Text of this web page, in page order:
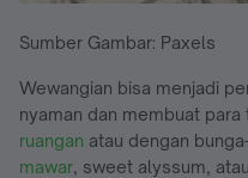
Sumber Gambar: Paxels
Wewangian bisa menjadi
nyaman dan membuat para
ruangan atau dengan
mawar, sweet alyssum,